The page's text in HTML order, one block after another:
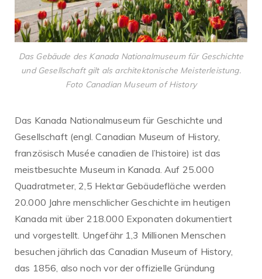
Das Gebäude des Kanada Nationalmuseum für Geschichte
und Gesellschaft gilt als architektonische Meisterleistung.
Foto Canadian Museum of History
Das Kanada Nationalmuseum für Geschichte und
Gesellschaft (engl. Canadian Museum of History,
französisch Musée canadien de l’histoire) ist das
meistbesuchte Museum in Kanada. Auf 25.000
Quadratmeter, 2,5 Hektar Gebäudefläche werden
20.000 Jahre menschlicher Geschichte im heutigen
Kanada mit über 218.000 Exponaten dokumentiert
und vorgestellt. Ungefähr 1,3 Millionen Menschen
besuchen jährlich das Canadian Museum of History,
das 1856, also noch vor der offizielle Gründung